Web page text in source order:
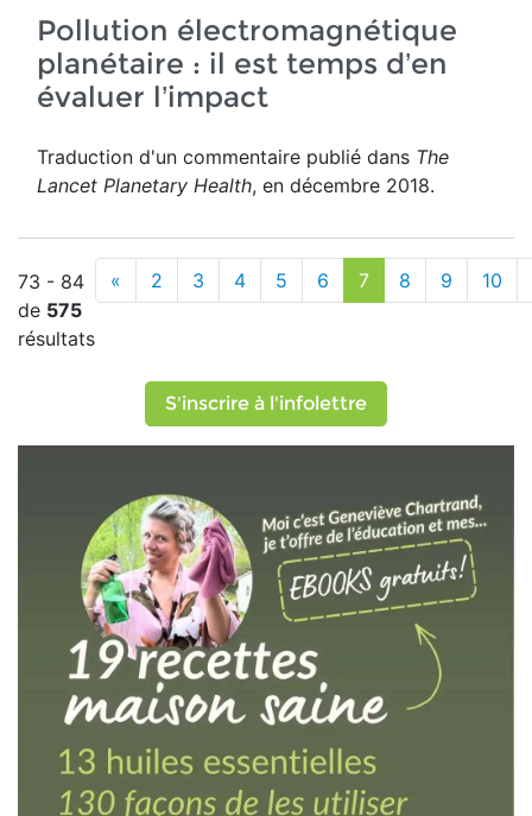
Pollution électromagnétique
planétaire : il est temps d’en
évaluer l’impact
Traduction d'un commentaire publié dans The
Lancet Planetary Health, en décembre 2018.
73 - 84
de 575
résultats
« 2 3 4 5 6 7 8 9 10
S'inscrire à l'infolettre